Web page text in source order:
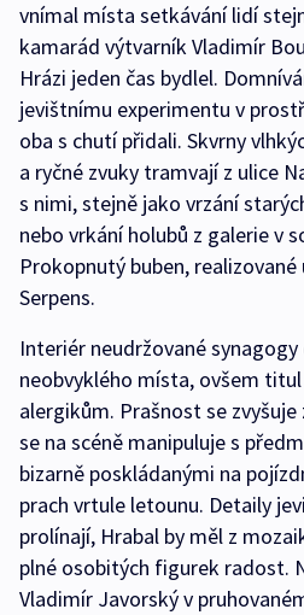
vnímal místa setkávání lidí
kamarád výtvarník Vladimír
Hrázi jeden čas bydlel.
jevištnímu experimentu v
oba s chutí přidali. Skvrny
a ryčné zvuky tramvají z ulice
s nimi, stejně jako vrzání
nebo vrkání holubů z galerie v
Prokopnutý buben,
Serpens.
Interiér neudržované
neobvyklého místa, ovšem
alergikům. Prašnost se
se na scéně manipuluje s
bizarně poskládanými na
prach vrtule letounu. Detaily
prolínají, Hrabal by měl z
plné osobitých figurek radost.
Vladimír Javorský v